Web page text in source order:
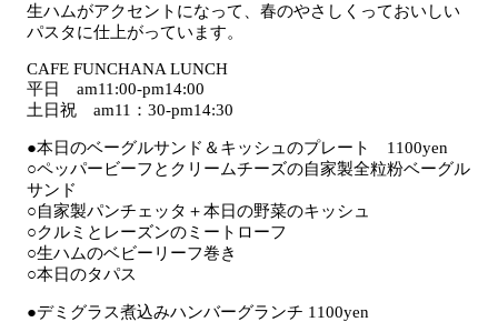
生ハムがアクセントになって、春のやさしくっておいしい
パスタに仕上がっています。
CAFE FUNCHANA LUNCH
平日 am11:00-pm14:00
土日祝 am11：30-pm14:30
●本日のベーグルサンド＆キッシュのプレート 1100yen
○ペッパービーフとクリームチーズの自家製全粒粉ベーグル
サンド
○自家製パンチェッタ＋本日の野菜のキッシュ
○クルミとレーズンのミートローフ
○生ハムのベビーリーフ巻き
○本日のタパス
●デミグラス煮込みハンバーグランチ 1100yen